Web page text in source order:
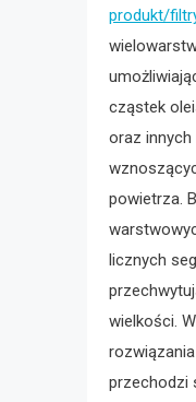
produkt/
cząstek
oraz
powietrza.
licznych
wielkości.
przechodzi